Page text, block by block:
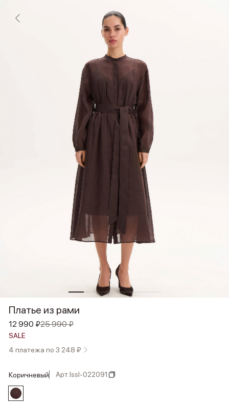
Платье из рами
12 990 ₽25 990 ₽
SALE
4 платежа по 3 248 ₽
коричневый Арт.lssl-022091